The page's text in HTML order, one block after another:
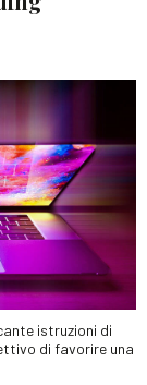
istruzioni di
di favorire una